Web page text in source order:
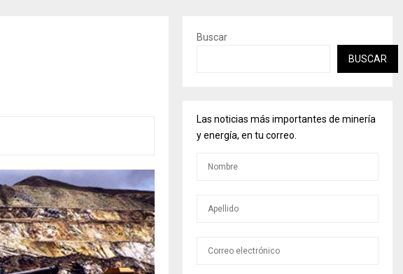
Buscar
BUSCAR
Las noticias más importantes de minería
y energía, en tu correo.